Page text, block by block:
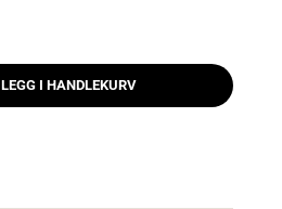
LEGG I HANDLEKURV